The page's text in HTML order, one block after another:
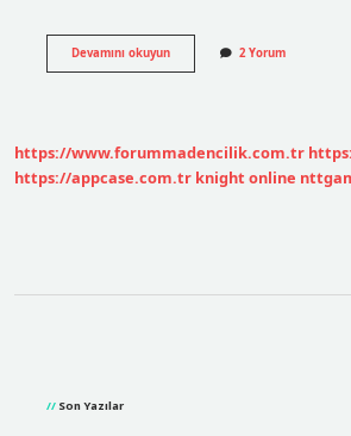
Devamını okuyunSigara
Dumanı
2 Yorum
https://www.forummadencilik.com.tr
https://appcase.com.tr knight online
Son Yazılar